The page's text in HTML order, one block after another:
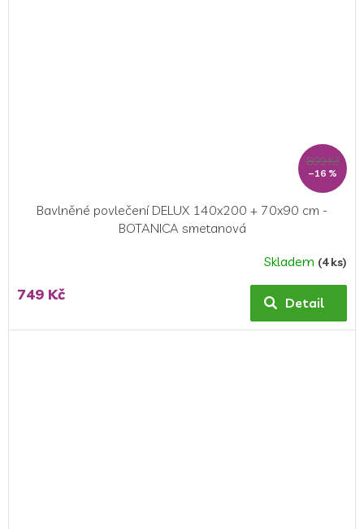
899 Kč
–16 %
Bavlněné povlečení DELUX 140x200 + 70x90 cm -
BOTANICA smetanová
produktu
5,0
Skladem (4 ks)
749 Kč Detail